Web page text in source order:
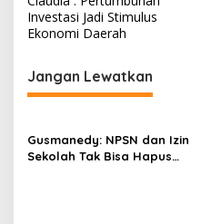
v
i
g
a
i
Investasi Jadi Stimulus
Ekonomi Daerah
Jangan Lewatkan
Gusmanedy: NPSN dan Izin
Sekolah Tak Bisa Hapus